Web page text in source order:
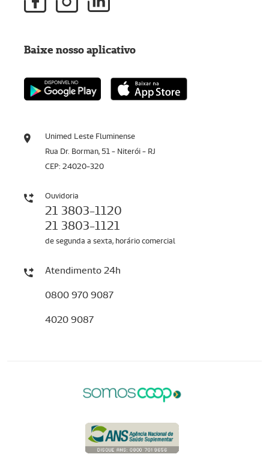
Unimed Leste Fluminense
Rua Dr. Borman, 51 - Niterói - RJ
CEP: 24020-320
Ouvidoria
21 3803-1120
21 3803-1121
de segunda a sexta, horário comercial
Atendimento 24h
0800 970 9087
4020 9087
Baixe nosso aplicativo